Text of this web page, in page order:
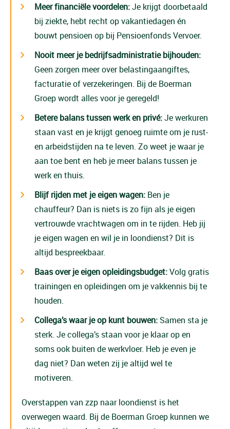
Meer financiële voordelen:Je krijgt doorbetaald
bij ziekte, hebt recht op vakantiedagen én
bouwt pensioen op bij Pensioenfonds Vervoer.
Nooit meer je bedrijfsadministratie bijhouden:
Geen zorgen meer over belastingaangiftes,
facturatie of verzekeringen. Bij de Boerman
Groep wordt alles voor je geregeld!
Betere balans tussen werk en privé:Je werkuren
staan vast en je krijgt genoeg ruimte om je rust-
en arbeidstijden na te leven. Zo weet je waar je
aan toe bent en heb je meer balans tussen je
werk en thuis.
Blijf rijden met je eigen wagen: Ben je
chauffeur? Dan is niets is zo fijn als je eigen
vertrouwde vrachtwagen om in te rijden. Heb jij
je eigen wagen en wil je in loondienst? Dit is
altijd bespreekbaar.
Baas over je eigen opleidingsbudget:Volg gratis
trainingen en opleidingen om je vakkennis bij te
houden.
Collega’s waar je op kunt bouwen: Samen sta je
sterk. Je collega’s staan voor je klaar op en
soms ook buiten de werkvloer. Heb je even je
dag niet? Dan weten zij je altijd wel te
motiveren.
Overstappen van zzp naar loondienst is het
overwegen waard. Bij de Boerman Groep kunnen we